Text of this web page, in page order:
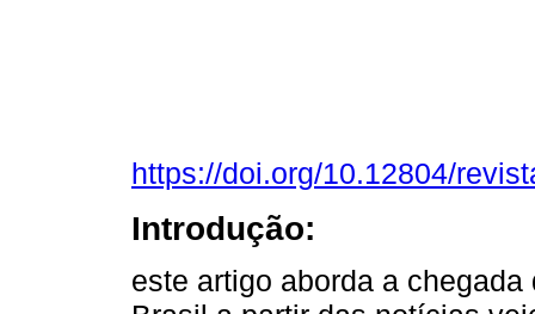
https://doi.org/10.12804/
Introdução:
este artigo aborda a